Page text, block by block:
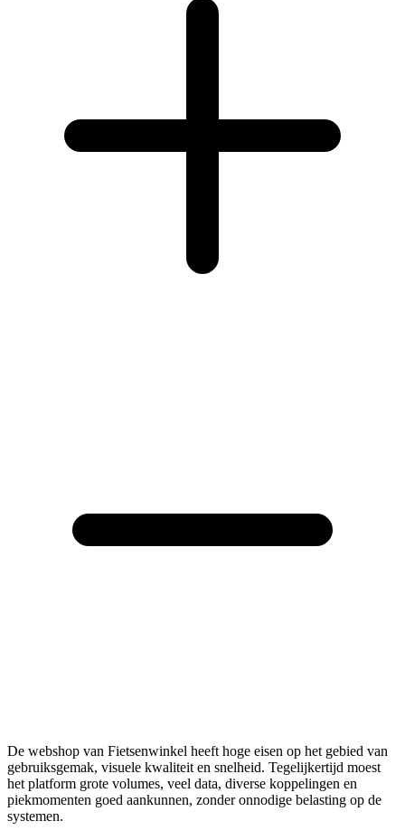
De webshop van Fietsenwinkel heeft hoge eisen op het gebied van
gebruiksgemak, visuele kwaliteit en snelheid. Tegelijkertijd moest
het platform grote volumes, veel data, diverse koppelingen en
piekmomenten goed aankunnen, zonder onnodige belasting op de
systemen.